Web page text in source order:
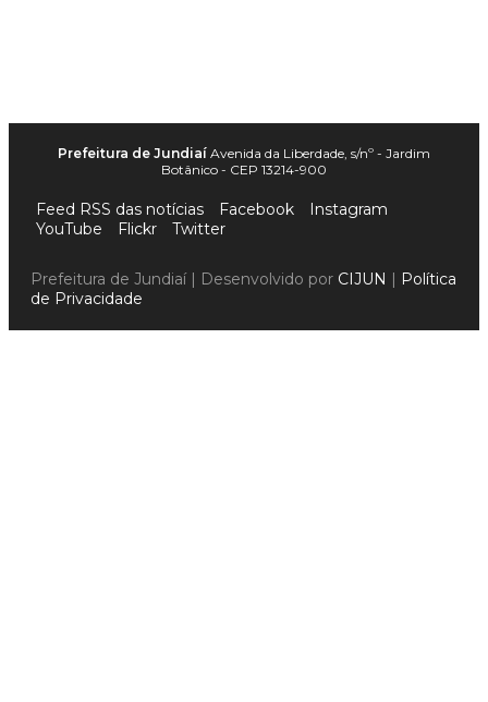
Prefeitura de Jundiaí Avenida da Liberdade, s/nº - Jardim
Botânico - CEP 13214-900
Feed RSS das notícias Facebook
Instagram
YouTube
Flickr Twitter
Prefeitura de Jundiaí | Desenvolvido por CIJUN | Política
de Privacidade